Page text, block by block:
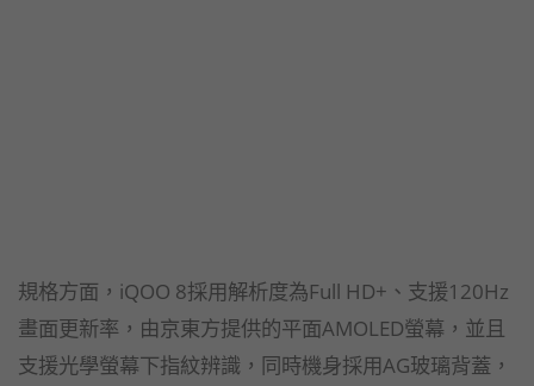
規格方面，iQOO 8採用解析度為Full HD+、支援120Hz
畫面更新率，由京東方提供的平面AMOLED螢幕，並且
支援光學螢幕下指紋辨識，同時機身採用AG玻璃背蓋，